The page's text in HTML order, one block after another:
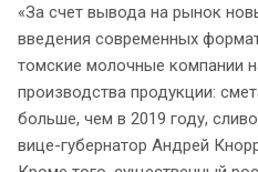
«За счет вывода на рынок
введения современных
томские молочные компании
производства продукции:
больше, чем в 2019 году,
вице-губернатор Андрей